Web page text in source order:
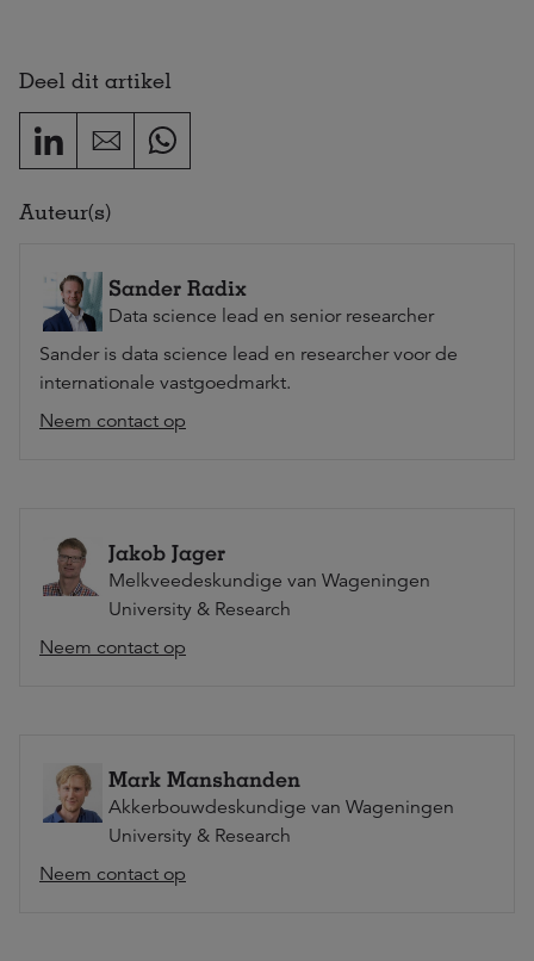
Deel dit artikel
Auteur(s)
Sander Radix
Data science lead en senior researcher
Sander is data science lead en researcher voor de
internationale vastgoedmarkt.
Neem contact op
Jakob Jager
Melkveedeskundige van Wageningen
University & Research
Neem contact op
Mark Manshanden
Akkerbouwdeskundige van Wageningen
University & Research
Neem contact op